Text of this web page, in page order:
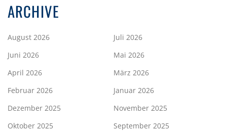
ARCHIVE
August 2026
Juli 2026
Juni 2026
Mai 2026
April 2026
März 2026
Februar 2026
Januar 2026
Dezember 2025
November 2025
Oktober 2025
September 2025